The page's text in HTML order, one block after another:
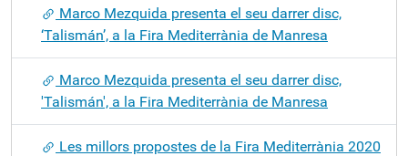
Marco Mezquida presenta el seu darrer disc,
‘Talismán’, a la Fira Mediterrània de Manresa
Marco Mezquida presenta el seu darrer disc,
'Talismán', a la Fira Mediterrània de Manresa
Les millors propostes de la Fira Mediterrània 2020